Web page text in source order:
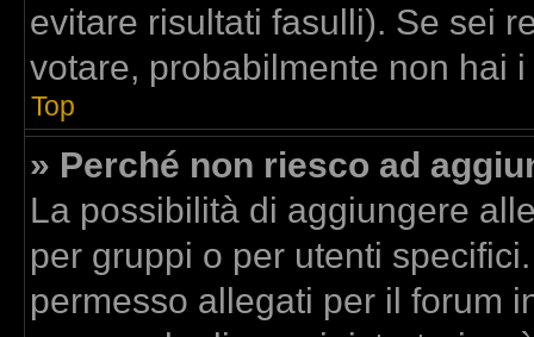
evitare risultati fasulli). Se sei
votare, probabilmente non hai
Top
» Perché non riesco ad
La possibilità di aggiungere
per gruppi o per utenti
permesso allegati per il forum